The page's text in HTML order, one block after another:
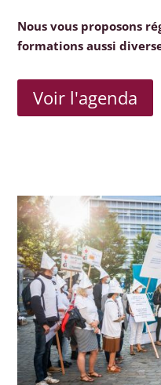
Nous vous proposons
formations aussi
Voir l'agenda